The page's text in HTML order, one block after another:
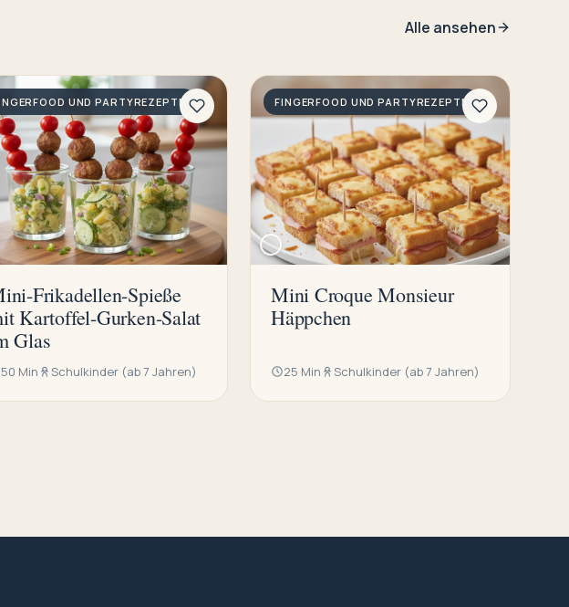
Alle ansehen
UND PARTYREZEPTE
Frikadellen-Spieße
Kartoffel-Gurken-Salat
Glas
50 Min Schulkinder (ab 7 Jahren)
FINGERFOOD UND PARTYREZEPTE
Mini Croque Monsieur
Häppchen
25 Min Schulkinder (ab 7 Jahren)